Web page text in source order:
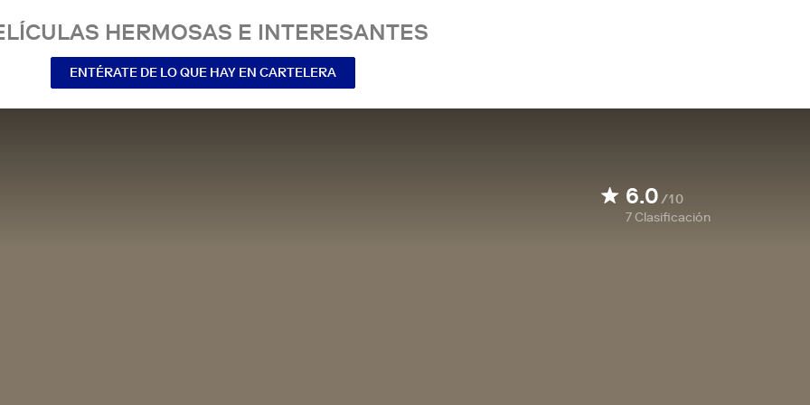
HERMOSAS E INTERESANTES
ENTÉRATE DE LO QUE HAY EN CARTELERA
6.0/10
7Clasificación